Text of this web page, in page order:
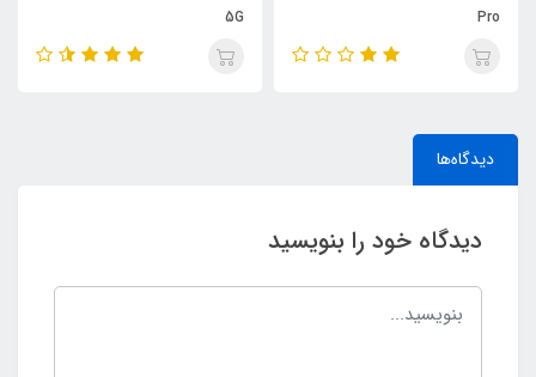
Pro
5G
دیدگاه‌ها
دیدگاه خود را بنویسید